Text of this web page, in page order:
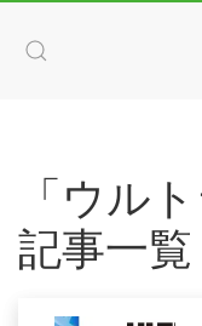
「ウル
記事一覧